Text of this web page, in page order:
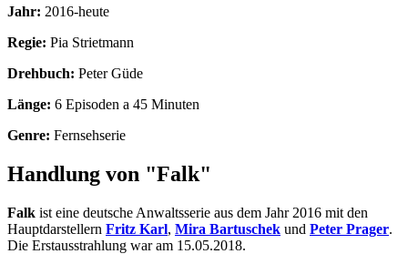
Jahr: 2016-heute
Regie: Pia Strietmann
Drehbuch: Peter Güde
Länge: 6 Episoden a 45 Minuten
Genre: Fernsehserie
Handlung von "Falk"
Falk ist eine deutsche Anwaltsserie aus dem Jahr 2016 mit den
Hauptdarstellern Fritz Karl, Mira Bartuschek und Peter Prager.
Die Erstausstrahlung war am 15.05.2018.